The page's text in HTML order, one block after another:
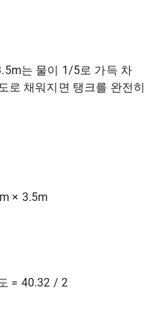
는 물이 1/5로 가득 차
로 채워지면 탱크를 완전히
× 3.5m
= 40.32 / 2